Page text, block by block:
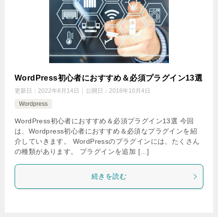
WordPress初心者におすすめ＆必須プラグイン13選
更新日： 2022年8月14日 公開日： 2018年10月4日
Wordpress
WordPress初心者におすすめ＆必須プラグイン13選 今回
は、Wordpress初心者におすすめ＆必須なプラグインを紹
介していきます。 WordPressのプラグインには、たくさん
の種類があります。 プラグインを追加 […]
続きを読む